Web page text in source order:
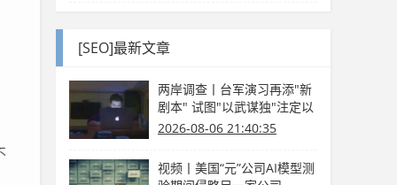
[SEO]最新文章
两岸调查丨台军演习再添"新
剧本" 试图"以武谋独"注定以
卵击石
2026-08-06 21:40:35
视频丨美国“元”公司AI模型测